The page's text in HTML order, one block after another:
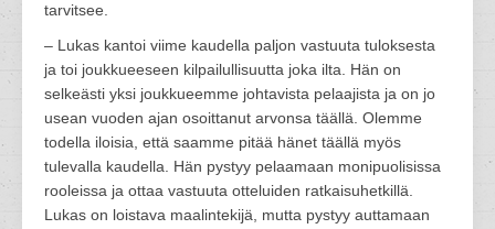
tarvitsee.
– Lukas kantoi viime kaudella paljon vastuuta tuloksesta
ja toi joukkueeseen kilpailullisuutta joka ilta. Hän on
selkeästi yksi joukkueemme johtavista pelaajista ja on jo
usean vuoden ajan osoittanut arvonsa täällä. Olemme
todella iloisia, että saamme pitää hänet täällä myös
tulevalla kaudella. Hän pystyy pelaamaan monipuolisissa
rooleissa ja ottaa vastuuta otteluiden ratkaisuhetkillä.
Lukas on loistava maalintekijä, mutta pystyy auttamaan